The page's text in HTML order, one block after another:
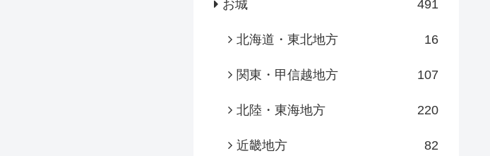
お城 491
北海道・東北地方 16
関東・甲信越地方 107
北陸・東海地方 220
近畿地方 82